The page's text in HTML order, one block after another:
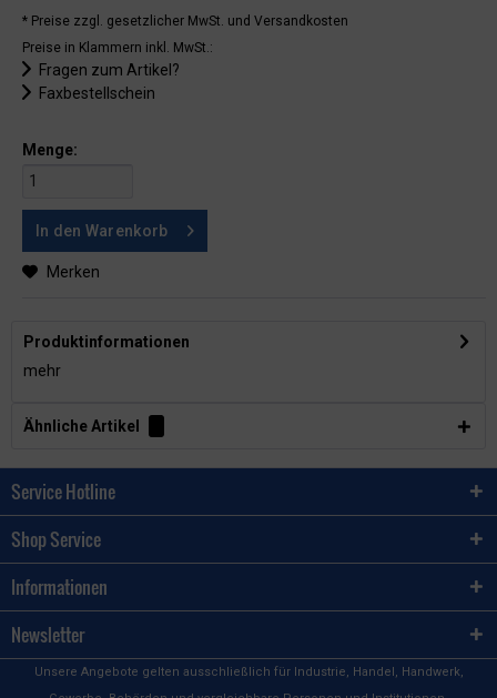
* Preise zzgl. gesetzlicher MwSt. und Versandkosten
Preise in Klammern inkl. MwSt.:
Fragen zum Artikel?
Faxbestellschein
Menge:
In den Warenkorb
Merken
Produktinformationen
mehr
Ähnliche Artikel
Service Hotline
Shop Service
Informationen
Newsletter
Unsere Angebote gelten ausschließlich für Industrie, Handel, Handwerk,